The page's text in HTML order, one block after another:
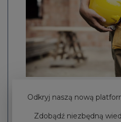
specjalisty
ramach
Odkryj naszą nową
Zdobądź niezbędną